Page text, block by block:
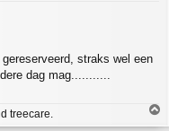
straks wel een
dag mag...........
treecare.
o